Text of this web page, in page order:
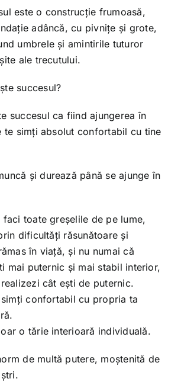
este o construcție frumoasă,
adâncă, cu pivnițe și grote,
umbrele și amintirile tuturor
ale trecutului.
succesul?
succesul ca fiind ajungerea în
te simți absolut confortabil cu tine
și durează până se ajunge în
toate greșelile de pe lume,
dificultăți răsunătoare și
în viață, și nu numai că
mai puternic și mai stabil interior,
cât ești de puternic.
confortabil cu propria ta
o tărie interioară individuală.
de multă putere, moștenită de